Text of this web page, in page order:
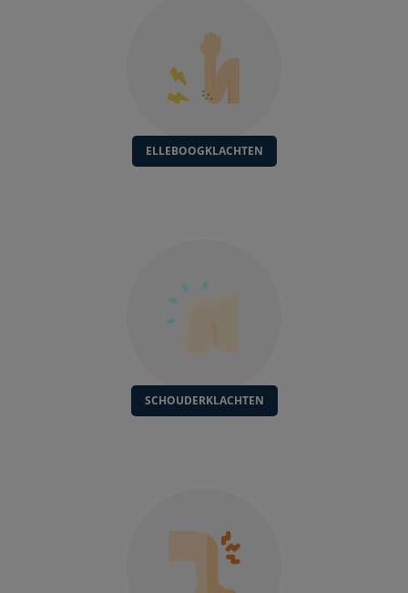
ELLEBOOGKLACHTEN
SCHOUDERKLACHTEN